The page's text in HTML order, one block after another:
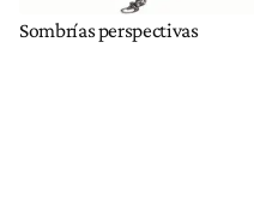
Sombrías perspectivas